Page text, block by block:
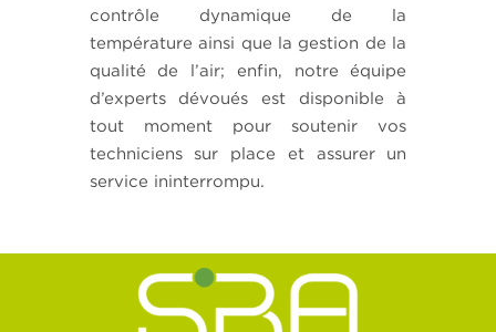
contrôle dynamique de la
température ainsi que la gestion de la
qualité de l’air; enfin, notre équipe
d’experts dévoués est disponible à
tout moment pour soutenir vos
techniciens sur place et assurer un
service ininterrompu.